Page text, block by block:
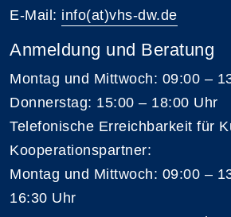
E-Mail: info(at)vhs-dw.de
Anmeldung und Beratung
Montag und Mittwoch: 09:00 –
Donnerstag: 15:00 – 18:00 Uhr
Telefonische Erreichbarkeit für
Kooperationspartner:
Montag und Mittwoch: 09:00 –
16:30 Uhr